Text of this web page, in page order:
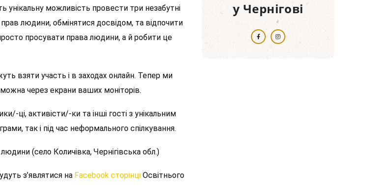
унікальну можливість провести три незабутні
людини, обмінятися досвідом, та відпочити
просувати права людини, а й робити це
взяти участь і в заходах онлайн. Тепер ми
через екрани ваших моніторів.
ці, активісти/-ки та інші гості з унікальним
так і під час неформального спілкування.
(село Количівка, Чернігівська обл.)
з’являтися на Facebook сторінці Освітнього
у Чернігові